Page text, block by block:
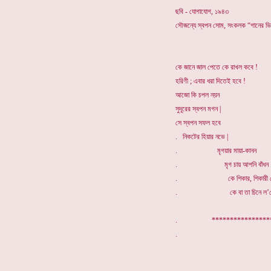
ছবি - যোগাযোগ, ১৯৪৩
সৌজন্যে স্বপন সোম, সংকলক “গানের
কে জানে জাল পেতে কে রাখল কবে !
হরিণী ; এবার ধরা দিতেই হবে !
আজো কি চপল নয়ন
সুদূরের স্বপন মগন |
সে স্বপন সফল হবে
. নিকটের হিয়ার নভে |
. মৃগয়ার মায়া-কানন
. মৃগ চায় আপনি বাঁধন
. কে শিকার, শিকারী
. কে বা তা চিনে
.